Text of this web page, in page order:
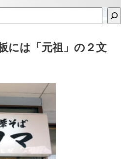
には「元祖」の２文